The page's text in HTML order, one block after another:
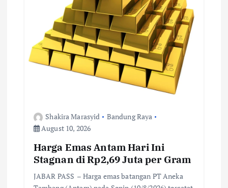
o
Shakira Marasyid
Bandung Raya
August 10, 2026
Harga Emas Antam Hari Ini
Stagnan di Rp2,69 Juta per Gram
JABAR PASS – Harga emas batangan PT Aneka